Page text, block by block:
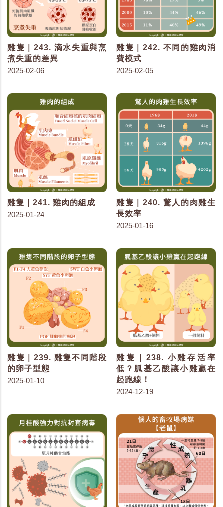
雞隻｜243. 滴水失重與烹
煮失重的差異
2025-02-06
雞隻｜242. 不同的雞肉消
費模式
2025-02-05
雞隻｜241. 雞肉的組成
2025-01-24
雞隻｜240. 驚人的肉雞生
長效率
2025-01-16
雞隻｜239. 雞隻不同階段
的卵子型態
2025-01-10
雞隻｜238. 小雞存活率
低？胍基乙酸讓小雞贏在
起跑線！
2024-12-19